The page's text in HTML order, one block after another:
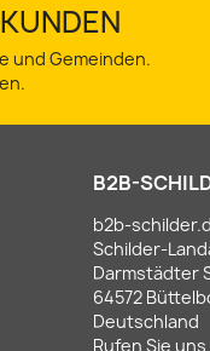
und Gemeinden.
B2B-
b2b-
Schilder-
Darmstädter
64572
Deutschland
Rufen Sie uns